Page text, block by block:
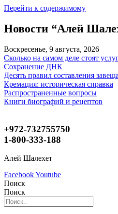
Перейти к содержимому
Новости “Алей
Воскресенье, 9 августа, 2026
Сколько на самом деле стоят
Сохранение ДНК
Десять правил составления
Кремация: историческая справка
Распространенные вопросы
Книги биографий и рецептов
+972-732755750
1-800-333-188
Алей Шалехет
FacebookYoutube
Поиск
Поиск